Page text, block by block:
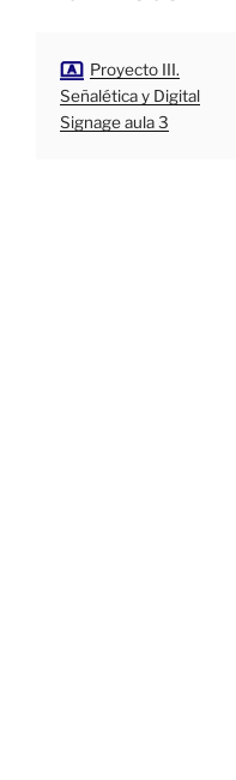
Proyecto III.
Señalética y Digital
Signage aula 3